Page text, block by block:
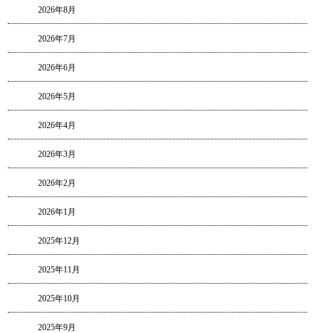
2026年8月
2026年7月
2026年6月
2026年5月
2026年4月
2026年3月
2026年2月
2026年1月
2025年12月
2025年11月
2025年10月
2025年9月